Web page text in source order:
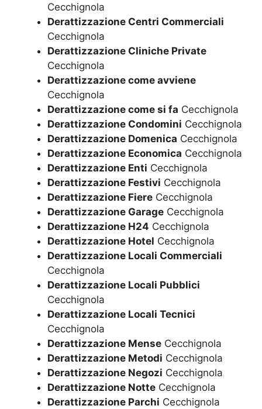
Cecchignola
Derattizzazione Centri Commerciali
Cecchignola
Derattizzazione Cliniche Private
Cecchignola
Derattizzazione come avviene
Cecchignola
Derattizzazione come si fa Cecchignola
Derattizzazione Condomini Cecchignola
Derattizzazione Domenica Cecchignola
Derattizzazione Economica Cecchignola
Derattizzazione Enti Cecchignola
Derattizzazione Festivi Cecchignola
Derattizzazione Fiere Cecchignola
Derattizzazione Garage Cecchignola
Derattizzazione H24 Cecchignola
Derattizzazione Hotel Cecchignola
Derattizzazione Locali Commerciali
Cecchignola
Derattizzazione Locali Pubblici
Cecchignola
Derattizzazione Locali Tecnici
Cecchignola
Derattizzazione Mense Cecchignola
Derattizzazione Metodi Cecchignola
Derattizzazione Negozi Cecchignola
Derattizzazione Notte Cecchignola
Derattizzazione Parchi Cecchignola